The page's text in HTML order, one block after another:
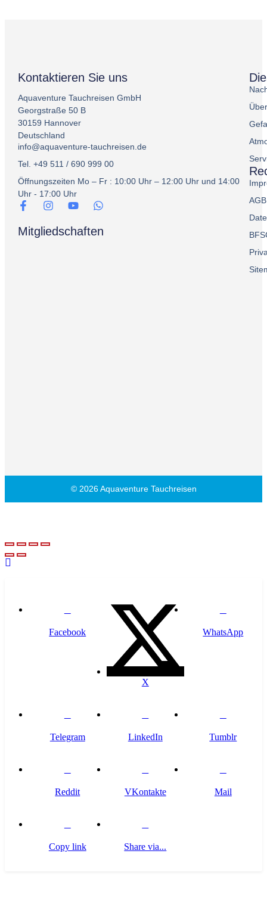
Kontaktieren Sie uns
Aquaventure Tauchreisen GmbH
Georgstraße 50 B
30159 Hannover
Deutschland
info@aquaventure-tauchreisen.de
Tel. +49 511 / 690 999 00
Öffnungszeiten Mo – Fr : 10:00 Uhr – 12:00 Uhr und 14:00
Uhr - 17:00 Uhr
Mitgliedschaften
AGB
© 2026 Aquaventure Tauchreisen
Facebook
X
WhatsApp
Telegram LinkedIn Tumblr
Reddit VKontakte Mail
Copy link Share via...